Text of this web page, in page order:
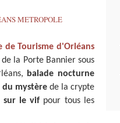
METROPOLE
de Tourisme d'Orléans
la Porte Bannier sous
balade nocturne
mystère de la crypte
sur le vif pour tous les